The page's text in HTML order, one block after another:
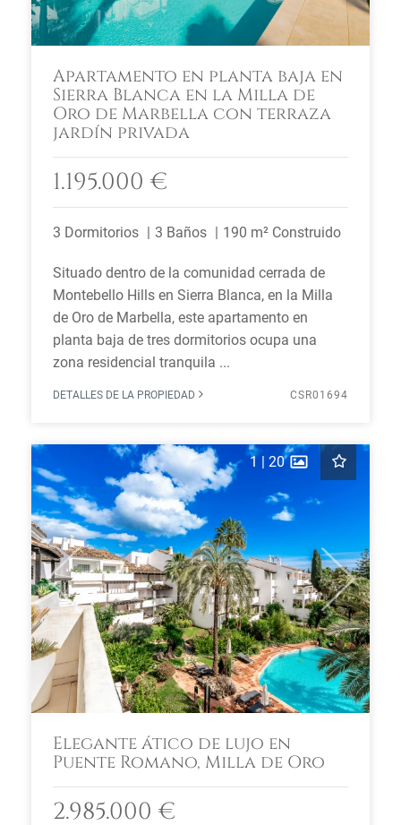
Apartamento en planta baja en
Sierra Blanca en la Milla de
Oro de Marbella con terraza
jardín privada
1.195.000 €
3 Dormitorios 3 Baños 190 m² Construido
Situado dentro de la comunidad cerrada de
Montebello Hills en Sierra Blanca, en la Milla
de Oro de Marbella, este apartamento en
planta baja de tres dormitorios ocupa una
zona residencial tranquila ...
DETALLES DE LA PROPIEDAD CSR01694
Previous Next
1 | 20
Elegante ático de lujo en
Puente Romano, Milla de Oro
2.985.000 €